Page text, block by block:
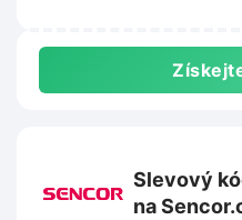
Slevový
na